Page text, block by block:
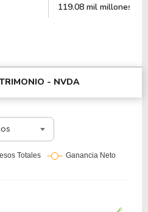
119.08 mil millones
- NVDA